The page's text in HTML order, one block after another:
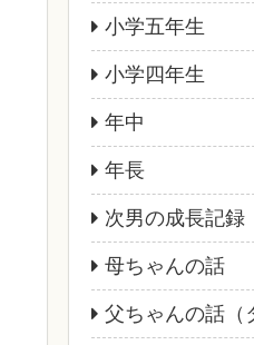
小学五年生
小学四年生
年中
年長
次男の成長記録
母ちゃんの話
父ちゃんの話（